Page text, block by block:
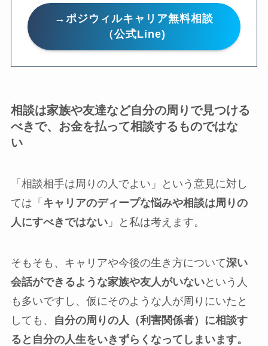
→ポジウィルキャリア無料相談
（公式Line)
相談は家族や友達など自分の周りで見つける
べきで、お金を払って相談するものではな
い
「相談相手は周りの人でよい」という意見に対し
ては「 キャリアのディープな悩みや相談は周りの
人にすべきではない」と私は考えます。
そもそも、キャリアや今後の生き方について深い
会話ができるような家族や友人がいないという人
も多いですし、仮にそのような人が周りにいたと
しても、
自分の周りの人（利害関係者）に相談す
ると自分の人生をいきずらくなってしまいます。